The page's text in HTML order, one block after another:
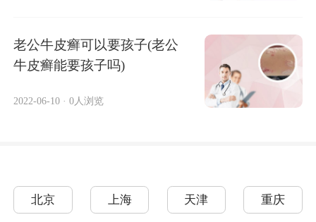
老公牛皮癣可以要孩子(老公
牛皮癣能要孩子吗)
2022-06-10 · 0人浏览
北京 上海 天津 重庆